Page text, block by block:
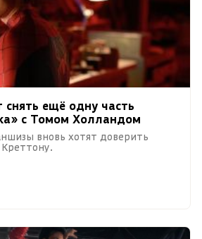
снять ещё одну часть
с Томом Холландом
вновь хотят доверить